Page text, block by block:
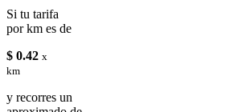
Si tu tarifa
por km es de
$ 0.42 x
km
y recorres un